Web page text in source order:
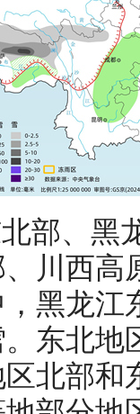
部、黑
川西高
黑龙江
东北地
北部和